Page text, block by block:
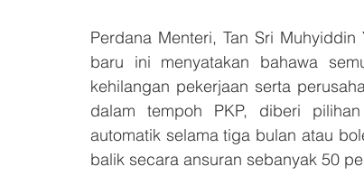
Perdana Menteri, Tan Sri
baru ini menyatakan bahawa
kehilangan pekerjaan serta
dalam tempoh PKP, diberi
automatik selama tiga bulan atau
balik secara ansuran sebanyak 50